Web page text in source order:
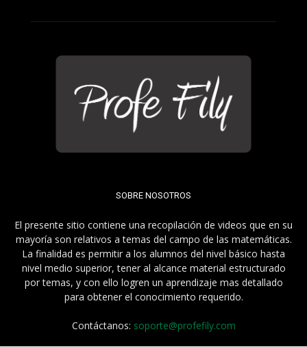
SOBRE NOSOTROS
El presente sitio contiene una recopilación de videos que en su
mayoría son relativos a temas del campo de las matemáticas.
La finalidad es permitir a los alumnos del nivel básico hasta
nivel medio superior, tener al alcance material estructurado
por temas, y con ello logren un aprendizaje mas detallado
para obtener el conocimiento requerido.
Contáctanos: soporte@profefily.com